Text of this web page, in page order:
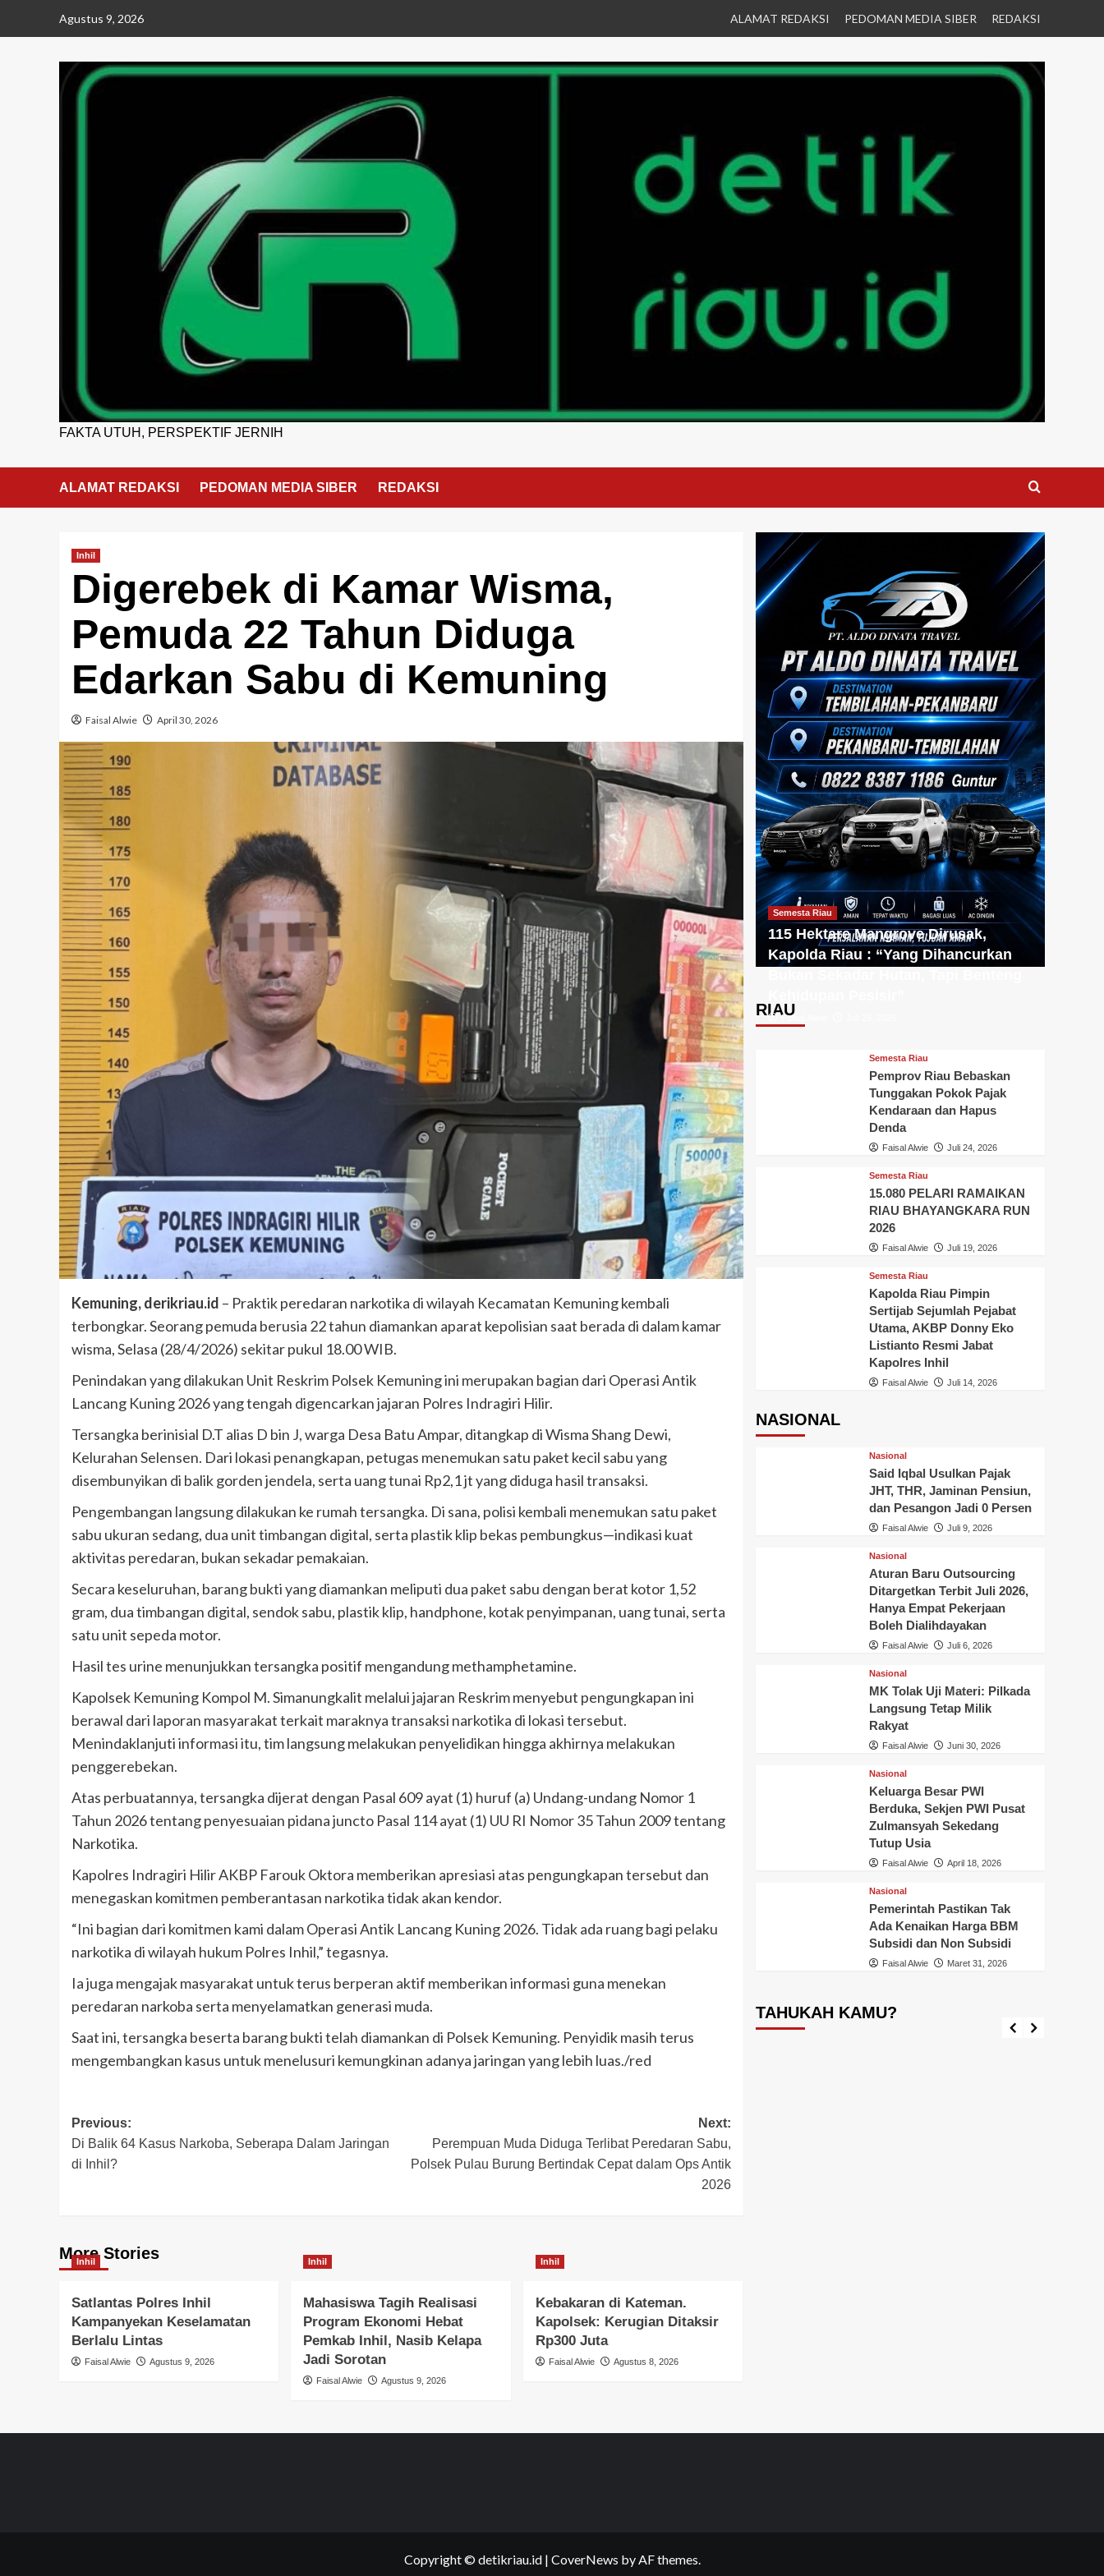
Agustus 9, 2026 ALAMAT REDAKSI PEDOMAN MEDIA SIBER REDAKSI
FAKTA UTUH, PERSPEKTIF JERNIH
ALAMAT REDAKSI PEDOMAN MEDIA SIBER REDAKSI
Inhil
Digerebek di Kamar Wisma,
Pemuda 22 Tahun Diduga
Edarkan Sabu di Kemuning
Faisal Alwie April 30, 2026
Kemuning, derikriau.id – Praktik peredaran narkotika di wilayah Kecamatan Kemuning kembali
terbongkar. Seorang pemuda berusia 22 tahun diamankan aparat kepolisian saat berada di dalam kamar
wisma, Selasa (28/4/2026) sekitar pukul 18.00 WIB.
Penindakan yang dilakukan Unit Reskrim Polsek Kemuning ini merupakan bagian dari Operasi Antik
Lancang Kuning 2026 yang tengah digencarkan jajaran Polres Indragiri Hilir.
Tersangka berinisial D.T alias D bin J, warga Desa Batu Ampar, ditangkap di Wisma Shang Dewi,
Kelurahan Selensen. Dari lokasi penangkapan, petugas menemukan satu paket kecil sabu yang
disembunyikan di balik gorden jendela, serta uang tunai Rp2,1 jt yang diduga hasil transaksi.
Pengembangan langsung dilakukan ke rumah tersangka. Di sana, polisi kembali menemukan satu paket
sabu ukuran sedang, dua unit timbangan digital, serta plastik klip bekas pembungkus—indikasi kuat
aktivitas peredaran, bukan sekadar pemakaian.
Secara keseluruhan, barang bukti yang diamankan meliputi dua paket sabu dengan berat kotor 1,52
gram, dua timbangan digital, sendok sabu, plastik klip, handphone, kotak penyimpanan, uang tunai, serta
satu unit sepeda motor.
Hasil tes urine menunjukkan tersangka positif mengandung methamphetamine.
Kapolsek Kemuning Kompol M. Simanungkalit melalui jajaran Reskrim menyebut pengungkapan ini
berawal dari laporan masyarakat terkait maraknya transaksi narkotika di lokasi tersebut.
Menindaklanjuti informasi itu, tim langsung melakukan penyelidikan hingga akhirnya melakukan
penggerebekan.
Atas perbuatannya, tersangka dijerat dengan Pasal 609 ayat (1) huruf (a) Undang-undang Nomor 1
Tahun 2026 tentang penyesuaian pidana juncto Pasal 114 ayat (1) UU RI Nomor 35 Tahun 2009 tentang
Narkotika.
Kapolres Indragiri Hilir AKBP Farouk Oktora memberikan apresiasi atas pengungkapan tersebut dan
menegaskan komitmen pemberantasan narkotika tidak akan kendor.
“Ini bagian dari komitmen kami dalam Operasi Antik Lancang Kuning 2026. Tidak ada ruang bagi pelaku
narkotika di wilayah hukum Polres Inhil,” tegasnya.
Ia juga mengajak masyarakat untuk terus berperan aktif memberikan informasi guna menekan
peredaran narkoba serta menyelamatkan generasi muda.
Saat ini, tersangka beserta barang bukti telah diamankan di Polsek Kemuning. Penyidik masih terus
mengembangkan kasus untuk menelusuri kemungkinan adanya jaringan yang lebih luas./red
Post
navigation
Previous:
Di Balik 64 Kasus Narkoba, Seberapa Dalam Jaringan
di Inhil?
Next:
Perempuan Muda Diduga Terlibat Peredaran Sabu,
Polsek Pulau Burung Bertindak Cepat dalam Ops Antik
2026
More Stories
Inhil
Satlantas Polres Inhil
Kampanyekan Keselamatan
Berlalu Lintas
Faisal Alwie Agustus 9, 2026
Inhil
Mahasiswa Tagih Realisasi
Program Ekonomi Hebat
Pemkab Inhil, Nasib Kelapa
Jadi Sorotan
Faisal Alwie Agustus 9, 2026
Inhil
Kebakaran di Kateman.
Kapolsek: Kerugian Ditaksir
Rp300 Juta
Faisal Alwie Agustus 8, 2026
RIAU
Semesta Riau
115 Hektare Mangrove Dirusak,
Kapolda Riau : “Yang Dihancurkan
Faisal Alwie
Semesta Riau
Pemprov Riau Bebaskan
Tunggakan Pokok Pajak
Kendaraan dan Hapus
Denda
Faisal Alwie Juli 24, 2026
Semesta Riau
15.080 PELARI RAMAIKAN
RIAU BHAYANGKARA RUN
2026
Faisal Alwie Juli 19, 2026
Semesta Riau
Kapolda Riau Pimpin
Sertijab Sejumlah Pejabat
Utama, AKBP Donny Eko
Listianto Resmi Jabat
Kapolres Inhil
Faisal Alwie Juli 14, 2026
NASIONAL
Nasional
Said Iqbal Usulkan Pajak
JHT, THR, Jaminan Pensiun,
dan Pesangon Jadi 0 Persen
Faisal Alwie Juli 9, 2026
Nasional
Aturan Baru Outsourcing
Ditargetkan Terbit Juli 2026,
Hanya Empat Pekerjaan
Boleh Dialihdayakan
Faisal Alwie Juli 6, 2026
Nasional
MK Tolak Uji Materi: Pilkada
Langsung Tetap Milik
Rakyat
Faisal Alwie Juni 30, 2026
Nasional
Keluarga Besar PWI
Berduka, Sekjen PWI Pusat
Zulmansyah Sekedang
Tutup Usia
Faisal Alwie April 18, 2026
Nasional
Pemerintah Pastikan Tak
Ada Kenaikan Harga BBM
Subsidi dan Non Subsidi
Faisal Alwie Maret 31, 2026
TAHUKAH KAMU?
Konsumsi Bunga Telang Selama 30
Faisal Alwie Mei 24, 2024
Loh, Ikan Ini Dilarang Dipelihara,
Diperairan Indonesia
Faisal Alwie
Copyright © detikriau.id | CoverNews by AF themes.